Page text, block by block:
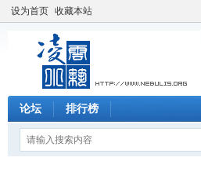
设为首页 收藏本站
论坛 排行榜